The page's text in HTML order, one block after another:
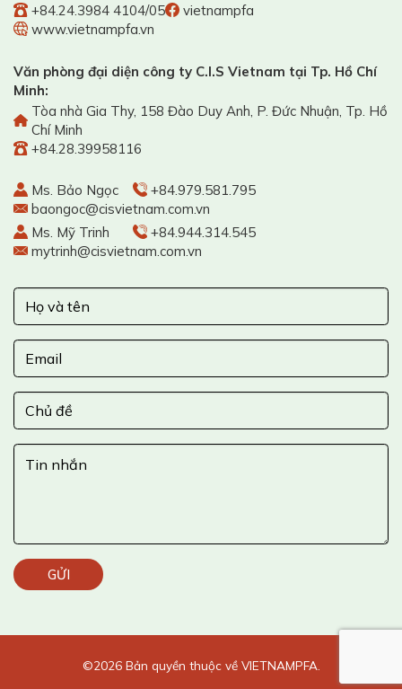
+84.24.3984 4104/05
vietnampfa
www.vietnampfa.vn
Văn phòng đại diện công ty C.I.S Vietnam tại Tp. Hồ Chí
Minh:
Tòa nhà Gia Thy, 158 Đào Duy Anh, P. Đức Nhuận, Tp. Hồ
Chí Minh
+84.28.39958116
Ms. Bảo Ngọc
+84.979.581.795
baongoc@cisvietnam.com.vn
Ms. Mỹ Trinh
+84.944.314.545
mytrinh@cisvietnam.com.vn
©2026 Bản quyền thuộc về VIETNAMPFA.